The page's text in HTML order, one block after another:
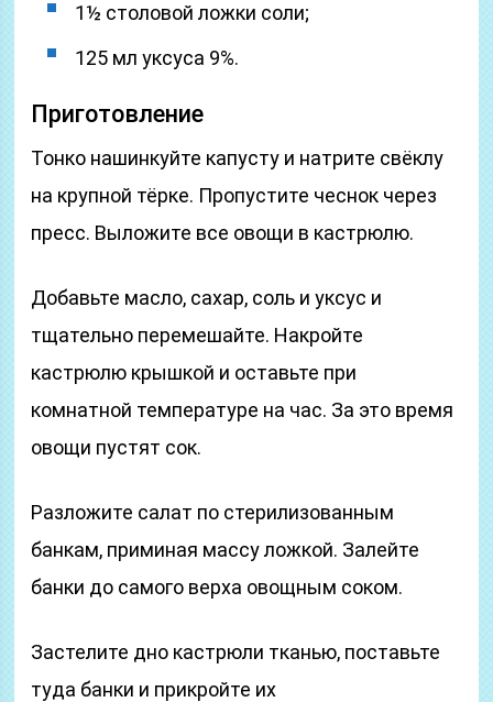
1½ столовой ложки соли;
125 мл уксуса 9%.
Приготовление
Тонко нашинкуйте капусту и натрите свёклу
на крупной тёрке. Пропустите чеснок через
пресс. Выложите все овощи в кастрюлю.
Добавьте масло, сахар, соль и уксус и
тщательно перемешайте. Накройте
кастрюлю крышкой и оставьте при
комнатной температуре на час. За это время
овощи пустят сок.
Разложите салат по стерилизованным
банкам, приминая массу ложкой. Залейте
банки до самого верха овощным соком.
Застелите дно кастрюли тканью, поставьте
туда банки и прикройте их